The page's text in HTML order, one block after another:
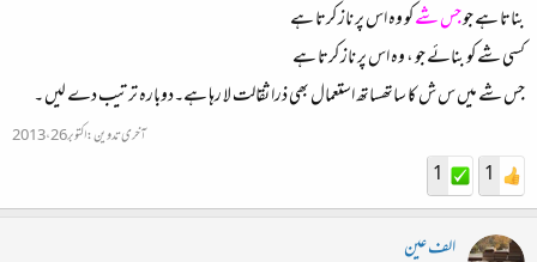
بناتا ہے جوجس شےکو وہ اس پر ناز کرتا ہے
کسی شے کو بنائے جو ، وہ اس پر ناز کرتا ہے
جس شے میں س ش کا ساتھساتھ استعمال بھی ذرا ثقالت لا رہا ہے۔دوبارہ ترتیب دے لیں ۔
آخری تدوین:اکتوبر 26، 2013
1
1
الف عین